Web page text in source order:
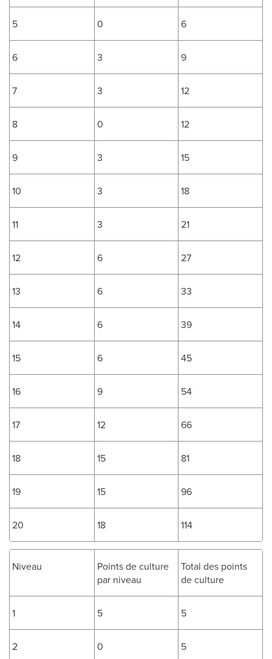
5 0 6
6 3 9
7 3 12
8 0 12
9 3 15
10 3 18
11 3 21
12 6 27
13 6 33
14 6 39
15 6 45
16 9 54
17 12 66
18 15 81
19 15 96
20 18 114
Niveau
Points de culture
par niveau
Total des points
de culture
1 5 5
2 0 5